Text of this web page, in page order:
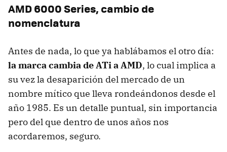
AMD6000 Series, cambio de
nomenclatura
Antes de nada, lo que ya hablábamos el otro día:
la marca cambia de ATi a AMD, lo cual implica a
su vez la desaparición del mercado de un
nombre mítico que lleva rondeándonos desde el
año 1985. Es un detalle puntual, sin importancia
pero del que dentro de unos años nos
acordaremos, seguro.